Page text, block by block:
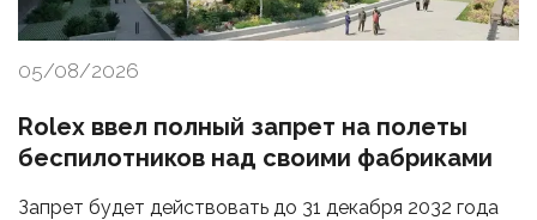
05/08/2026
Rolex ввел полный запрет на полеты
беспилотников над своими фабриками
Запрет будет действовать до 31 декабря 2032 года